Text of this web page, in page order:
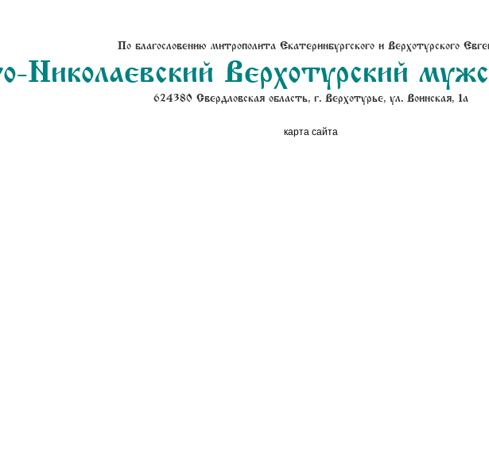
По благословению митрополита Екатеринбургского и Верхотурского
Николаевский Верхотурский
624380 Свердловская область, г. Верхотурье, ул. Воинская, 1а
карта сайта